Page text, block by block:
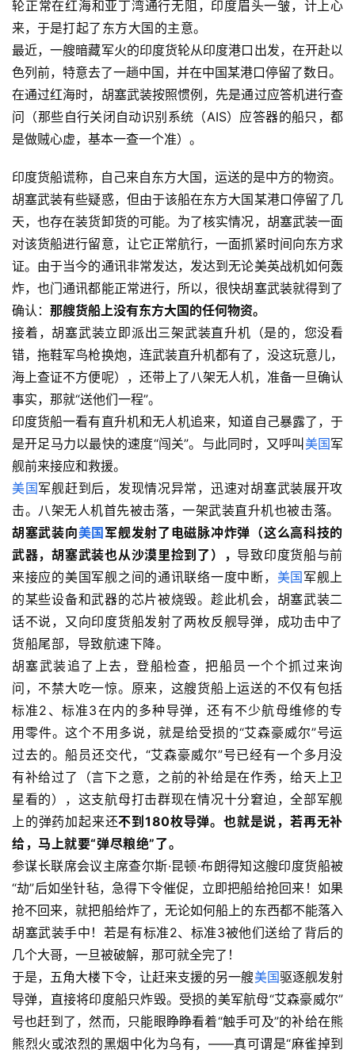
轮正常在红海和亚丁湾通行无阻，印度眉头一皱，计上心
来，于是打起了东方大国的主意。
最近，一艘暗藏军火的印度货轮从印度港口出发，在开赴以
色列前，特意去了一趟中国，并在中国某港口停留了数日。
在通过红海时，胡塞武装按照惯例，先是通过应答机进行查
问（那些自行关闭自动识别系统（AIS）应答器的船只，都
是做贼心虚，基本一查一个准）。
印度货船谎称，自己来自东方大国，运送的是中方的物资。
胡塞武装有些疑惑，但由于该船在东方大国某港口停留了几
天，也存在装货卸货的可能。为了核实情况，胡塞武装一面
对该货船进行留意，让它正常航行，一面抓紧时间向东方求
证。由于当今的通讯非常发达，发达到无论美英战机如何轰
炸，也门通讯都能正常进行，所以，很快胡塞武装就得到了
确认： 那艘货船上没有东方大国的任何物资。
接着，胡塞武装立即派出三架武装直升机（是的，您没看
错，拖鞋军鸟枪换炮，连武装直升机都有了，没这玩意儿，
海上查证不方便呢），还带上了八架无人机，准备一旦确认
事实，那就“送他们一程”。
印度货船一看有直升机和无人机追来，知道自己暴露了，于
是开足马力以最快的速度“闯关”。与此同时，又呼叫 美国军
舰前来接应和救援。
美国军舰赶到后，发现情况异常，迅速对胡塞武装展开攻
击。八架无人机首先被击落，一架武装直升机也被击落。
胡塞武装向美国 军舰发射了电磁脉冲炸弹（这么高科技的
武器，胡塞武装也从沙漠里捡到了）， 导致印度货船与前
来接应的美国军舰之间的通讯联络一度中断， 美国 军舰上
的某些设备和武器的芯片被烧毁。 趁此机会， 胡塞武装二
话不说， 又 向印度货船发射了两枚反舰导弹，成功击中了
货船尾部，导致航速下降。
胡塞武装追了上去，登船检查，把船员一个个抓过来询
问，不禁大吃一惊。原来，这艘货船上运送的不仅有包括
标准2、标准3在内的多种导弹，还有不少航母维修的专
用零件。这个不用多说，就是给受损的“艾森豪威尔”号运
过去的。船员还交代，“艾森豪威尔”号已经有一个多月没
有补给过了（言下之意，之前的补给是在作秀，给天上卫
星看的），这支航母打击群现在情况十分窘迫，全部军舰
上的弹药加起来还不到 180枚导弹。也就是说，若再无补
给，马上就要“弹尽粮绝”了。
参谋长联席会议主席查尔斯·昆顿·布朗得知这艘印度货船被
“劫”后如坐针毡，急得下令催促，立即把船给抢回来！如果
抢不回来，就把船给炸了，无论如何船上的东西都不能落入
胡塞武装手中！若是有标准2、标准3被他们送给了背后的
几个大哥，一旦被破解，那可就全完了！
于是，五角大楼下令，让赶来支援的另一艘美国驱逐舰发射
导弹，直接将印度船只炸毁。受损的美军航母“艾森豪威尔”
号也赶到了，然而，只能眼睁睁看着“触手可及”的补给在熊
熊烈火或浓烈的黑烟中化为乌有，——真可谓是“麻雀掉到